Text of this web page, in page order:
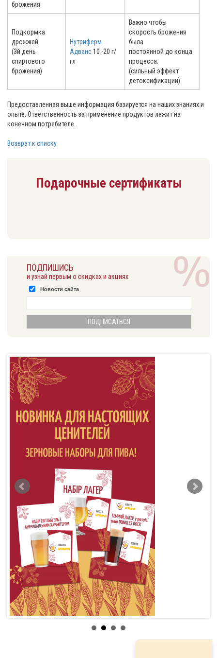
брожения
Подкормка
дрожжей
(3й день
спиртового
брожения)
Нутриферм
Адванс10 -20 г/
гл
Важно чтобы
скорость брожения
была
постоянной до конца
процесса.
(сильный эффект
детоксификации)
Предоставленная выше информация базируется на наших знаниях и
опыте. Ответственность за применение продуктов лежит на
конечном потребителе.
Возврат к списку
Подарочные сертификаты
ПОДПИШИСЬ
и узнай первым о скидках и акциях
Новости сайта